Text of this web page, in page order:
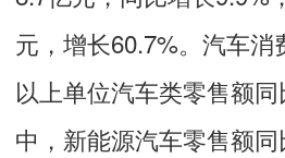
元，增长60.7%。汽车消
以上单位汽车类零售额
中，新能源汽车零售额同